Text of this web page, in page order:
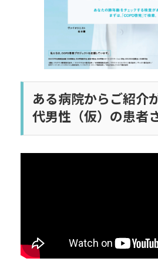
ある病院からご紹介
代男性（仮）の患者